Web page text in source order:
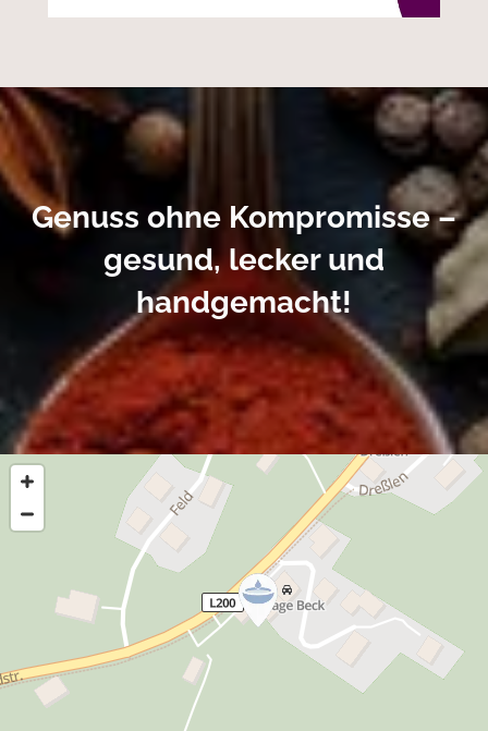
Genuss ohne Kompromisse –
gesund, lecker und
handgemacht!